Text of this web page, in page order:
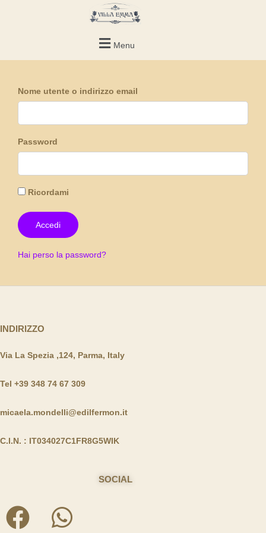
Menu
Nome utente o indirizzo email
Password
Ricordami
Hai perso la password?
INDIRIZZO
Via La Spezia ,124, Parma, Italy
Tel +39 348 74 67 309
micaela.mondelli@edilfermon.it
C.I.N. : IT034027C1FR8G5WIK
SOCIAL